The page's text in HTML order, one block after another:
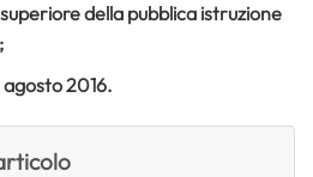
della pubblica istruzione
agosto 2016.